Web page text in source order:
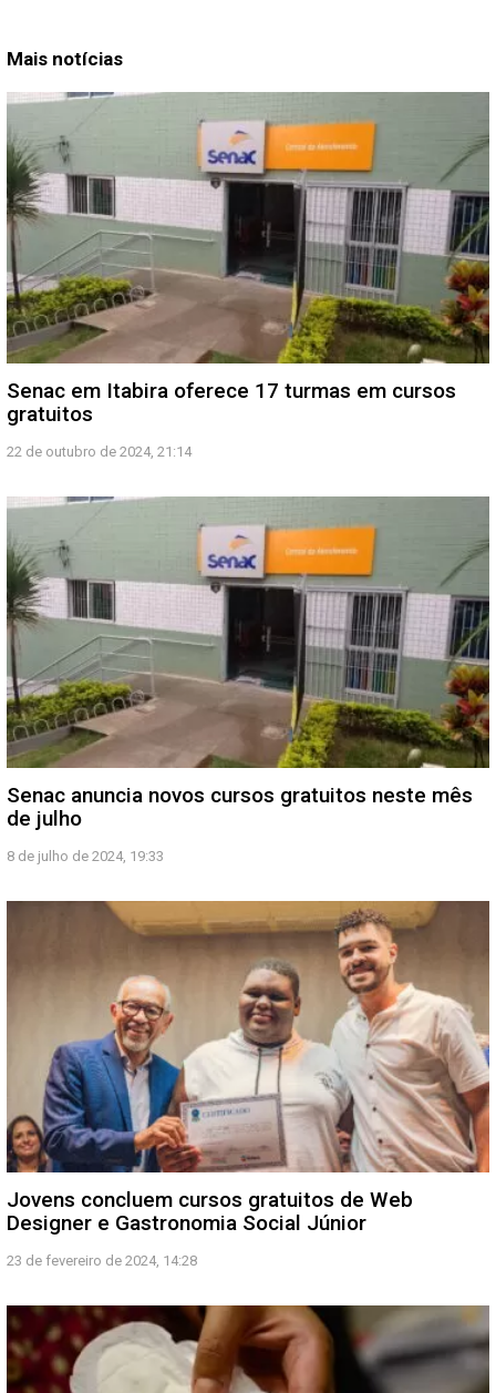
Mais notícias
Senac em Itabira oferece 17 turmas em cursos
gratuitos
22 de outubro de 2024, 21:14
Senac anuncia novos cursos gratuitos neste mês
de julho
8 de julho de 2024, 19:33
Jovens concluem cursos gratuitos de Web
Designer e Gastronomia Social Júnior
23 de fevereiro de 2024, 14:28